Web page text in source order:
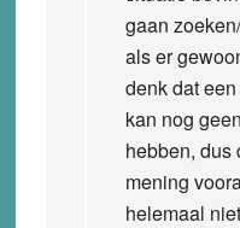
gaan
als er
denk dat
kan nog
hebben, dus
mening
helemaal